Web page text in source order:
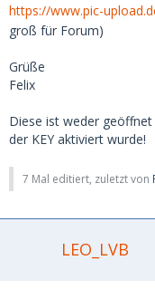
https://www.pic-
groß für Forum)
Grüße
Felix
Diese ist weder
der KEY aktiviert wurde!
7 Mal editiert, zuletzt von
LEO_LVB